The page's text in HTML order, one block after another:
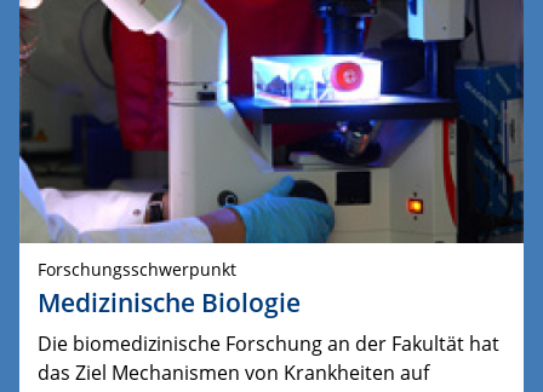
Forschungsschwerpunkt
Medizinische Biologie
Die biomedizinische Forschung an der Fakultät hat
das Ziel Mechanismen von Krankheiten auf